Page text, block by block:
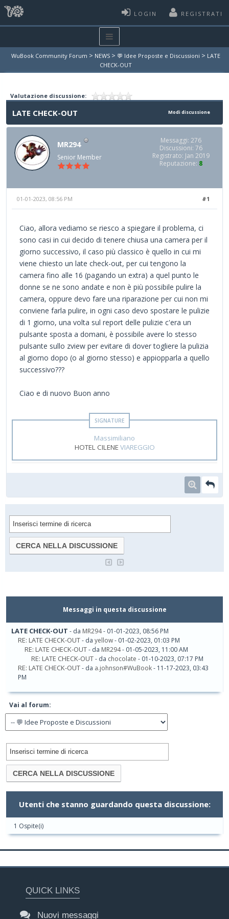
LOGIN REGISTRATI
WuBook Community Forum > NEWS > 💬 Idee Proposte e Discussioni > LATE
CHECK-OUT
Valutazione discussione:
Modi discussione
LATE CHECK-OUT
MR294
Senior Member
Messaggi: 276
Discussioni: 76
Registrato: Jan 2019
Reputazione: 8
#1
01-01-2023, 08:56 PM
Ciao, allora vediamo se riesco a spiegare il problema, ci
sono casi in cui decido di tenere chiusa una camera per il
giorno successivo, il caso più classico è quello in cui mi
viene chiesto un late check-out, per cui tengono la
camera fino alle 16 (pagando un extra) a quel punto le
donne se ne sono andate e non è più possibile pulire la
camera, oppure devo fare una riparazione per cui non mi
conviene farla pulire, in ogni caso devo spostare le pulizie
di 1 giorno, una volta sul report delle pulizie c'era un
pulsante sposta a domani, è possibile avere lo stesso
pulsante sullo zview per evitare di dover togliere la pulizia
al giorno dopo (o al giorno stesso) e appiopparla a quello
successivo???
Ciao e di nuovo Buon anno
Massimiliano
HOTEL CILENEVIAREGGIO
Messaggi in questa discussione
LATE CHECK-OUT - da MR294- 01-01-2023, 08:56 PM
RE: LATE CHECK-OUT- da yellow- 01-02-2023, 01:03 PM
RE: LATE CHECK-OUT- da MR294- 01-05-2023, 11:00 AM
RE: LATE CHECK-OUT- da chocolate - 01-10-2023, 07:17 PM
RE: LATE CHECK-OUT- da a.johnson#WuBook- 11-17-2023, 03:43
PM
Vai al forum:
Utenti che stanno guardando questa discussione:
1 Ospite(i)
QUICK LINKS
Nuovi messaggi